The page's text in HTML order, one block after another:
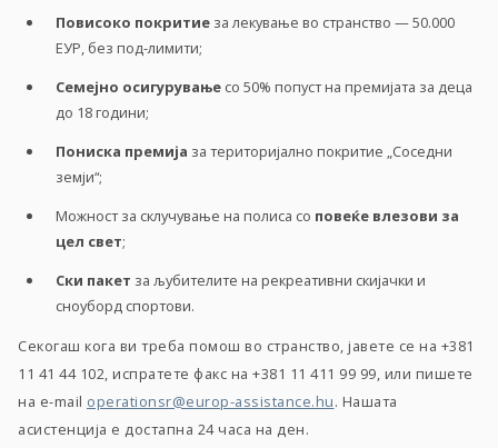
Повисоко покритие за лекување во странство —50.000
ЕУР, без под-лимити;
Семејно осигурување со 50% попуст на премијата за деца
до 18 години;
Пониска премија за територијално покритие „Соседни
земји“;
Можност за склучување на полиса со повеќе влезови за
цел свет;
Ски пакет за љубителите на рекреативни скијачки и
сноуборд спортови.
Секогаш кога ви треба помош во странство, јавете се на +381
11 41 44 102, испратете факс на +381 11 411 99 99, или пишете
на e-mail operationsr@europ-assistance.hu. Нашата
асистенција е достапна 24 часа на ден.